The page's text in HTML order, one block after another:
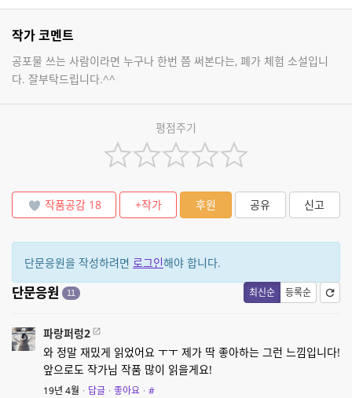
작가 코멘트
공포물 쓰는 사람이라면 누구나 한번 쯤 써본다는, 폐가 체험 소설입니
다. 잘부탁드립니다.^^
평점주기
작품공감 18 +작가 후원 공유 신고
단문응원을 작성하려면 로그인해야 합니다.
최신순 등록순
단문응원 11
파랑퍼렁2
와 정말 재밌게 읽었어요 ㅜㅜ 제가 딱 좋아하는 그런 느낌입니다!
앞으로도 작가님 작품 많이 읽을게요!
19년 4월 · 답글 · 좋아요 · #